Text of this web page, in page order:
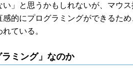
い」と思うかもしれないが、マウ
感的にプログラミングができるた
ている。
ミング」なのか